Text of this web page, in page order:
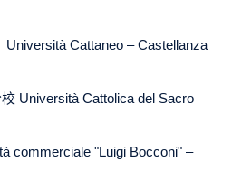
Cattaneo – Castellanza
Università Cattolica del Sacro
commerciale "Luigi Bocconi" –